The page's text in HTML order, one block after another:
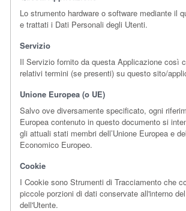
Lo strumento hardware o software mediante il
e trattati i Dati Personali degli Utenti.
Servizio
Il Servizio fornito da questa Applicazione così
relativi termini (se presenti) su questo sito/
Unione Europea (o UE)
Salvo ove diversamente specificato, ogni
Europea contenuto in questo documento si
gli attuali stati membri dell’Unione Europea e
Economico Europeo.
Cookie
I Cookie sono Strumenti di Tracciamento che
piccole porzioni di dati conservate all'interno
dell'Utente.